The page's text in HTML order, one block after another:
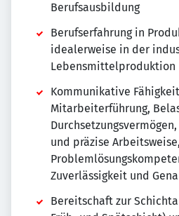
Berufsausbildung
Berufserfahrung in
idealerweise in der
Lebensmittelproduktion
Kommunikative
Mitarbeiterführung,
und präzise Arbeitsweise,
Zuverlässigkeit und
Bereitschaft zur